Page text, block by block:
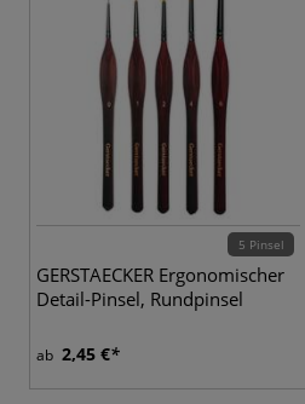
5 Pinsel
GERSTAECKER Ergonomischer
Detail-Pinsel, Rundpinsel
ab 2,45 €